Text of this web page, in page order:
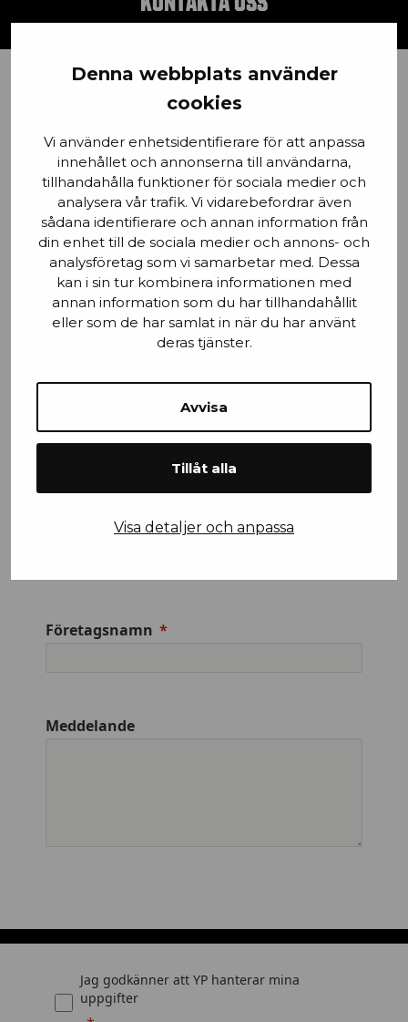
Denna webbplats använder
cookies
Vi använder enhetsidentifierare för att anpassa
innehållet och annonserna till användarna,
tillhandahålla funktioner för sociala medier och
analysera vår trafik. Vi vidarebefordrar även
sådana identifierare och annan information från
din enhet till de sociala medier och annons- och
analysföretag som vi samarbetar med. Dessa
kan i sin tur kombinera informationen med
annan information som du har tillhandahållit
eller som de har samlat in när du har använt
deras tjänster.
Avvisa
Tillåt alla
Visa detaljer och anpassa
Email
Stad
Mobilnummer
Efternamn
Företagsnamn
Meddelande
Jag godkänner att YP hanterar mina
uppgifter